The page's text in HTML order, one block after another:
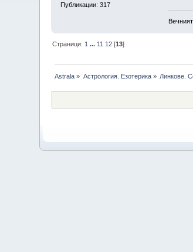
Публикации: 317
Страници: 1 ... 11 12 [13]
Astrala » Астрология. Езотерика» Линкове.